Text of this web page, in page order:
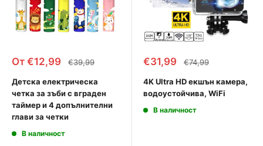
Промоционална
От €12,99
Редовна
цена
€39,99
Детска електрическа
четка за зъби с вграден
таймер и 4 допълнителни
глави за четки
В наличност
Промоционална
цена
€31,99
Редовна
цена
€74,99
4K Ultra HD екшън камера,
водоустойчива, WiFi
В наличност